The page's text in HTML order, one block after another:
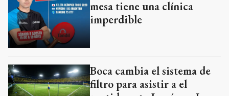
mesa tiene una clínica
imperdible
Boca cambia el sistema de
filtro para asistir a el